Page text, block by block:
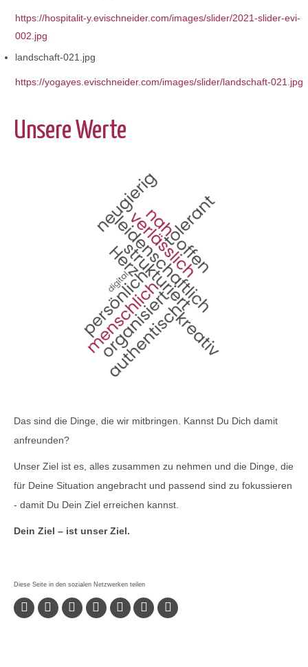
https://hospitalit-y.evischneider.com/images/slider/2021-slider-evi-
002.jpg
landschaft-021.jpg
https://yogayes.evischneider.com/images/slider/landschaft-021.jpg
Unsere Werte
Das sind die Dinge, die wir mitbringen. Kannst Du Dich damit
anfreunden?
Unser Ziel ist es, alles zusammen zu nehmen und die Dinge, die
für Deine Situation angebracht und passend sind zu fokussieren
- damit Du Dein Ziel erreichen kannst.
Dein Ziel – ist unser Ziel.